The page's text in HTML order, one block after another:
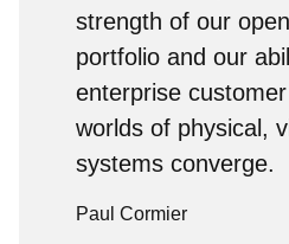
strength of our
portfolio and our
enterprise
worlds of physical,
systems converge.
Paul Cormier